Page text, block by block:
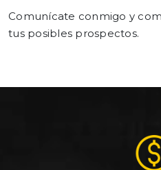
Comunícate conmigo y
tus posibles prospectos.